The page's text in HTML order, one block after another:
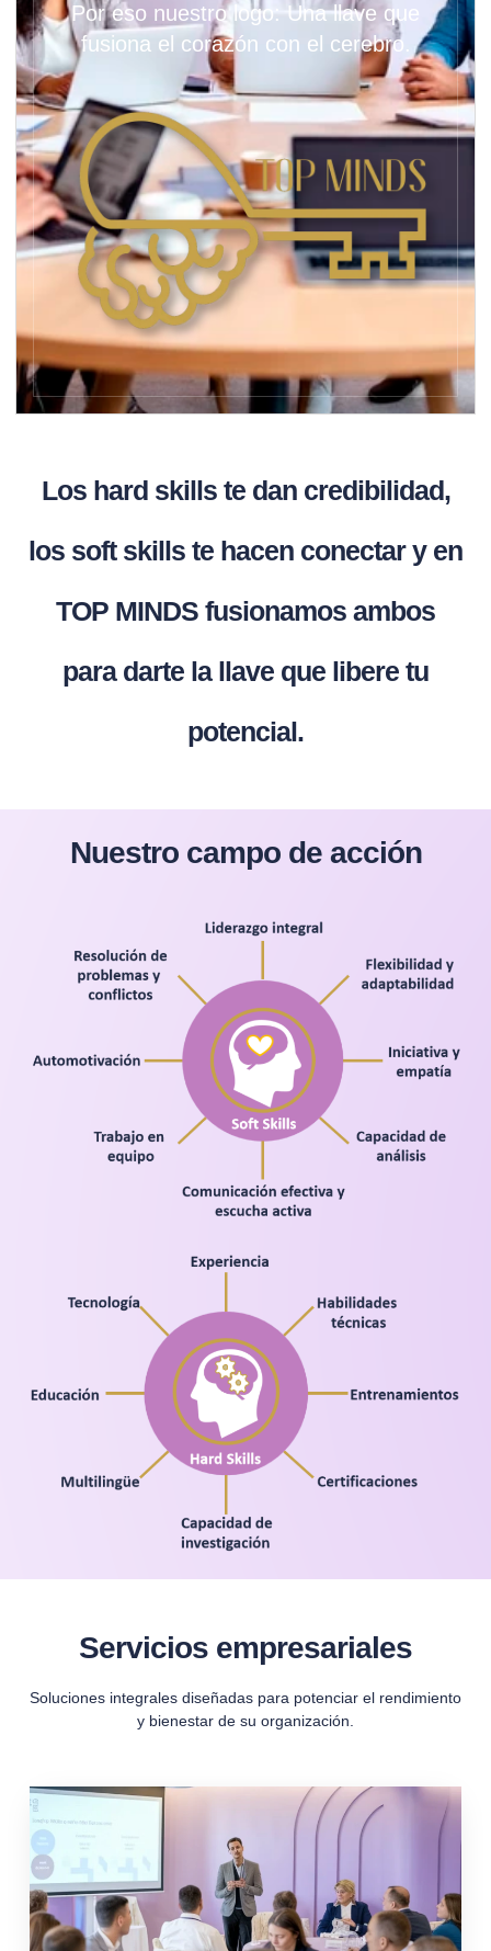
Por eso nuestro logo: Una llave que
fusiona el corazón con el cerebro.
Los hard skills te dan credibilidad,
los soft skills te hacen conectar y en
TOP MINDS fusionamos ambos
para darte la llave que libere tu
potencial.
Nuestro campo de acción
Servicios empresariales
Soluciones integrales diseñadas para potenciar el rendimiento
y bienestar de su organización.